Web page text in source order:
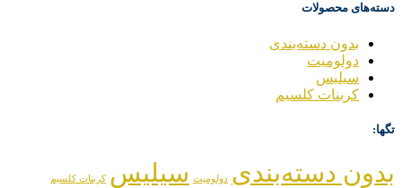
دسته‌های محصولات
بدون دسته‌بندی
دولومیت
سیلیس
کربنات کلسیم
تگها:
بدون دسته‌بندی دولومیت سیلیس کربنات کلسیم